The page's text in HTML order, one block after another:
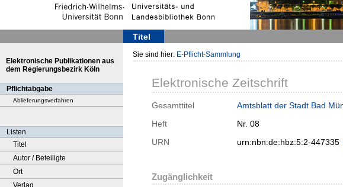
Titel
Elektronische Publikationen aus
dem Regierungsbezirk Köln
Pflichtabgabe
Ablieferungsverfahren
Listen
Titel
Autor / Beteiligte
Ort
Verlag
Sie sind hier: E-Pflicht-Sammlung
Elektronische Zeitschrift
Gesamttitel
Amtsblatt der Stadt Bad
Heft
Nr. 08
URN
urn:nbn:de:hbz:5:2-447335
Zugänglichkeit